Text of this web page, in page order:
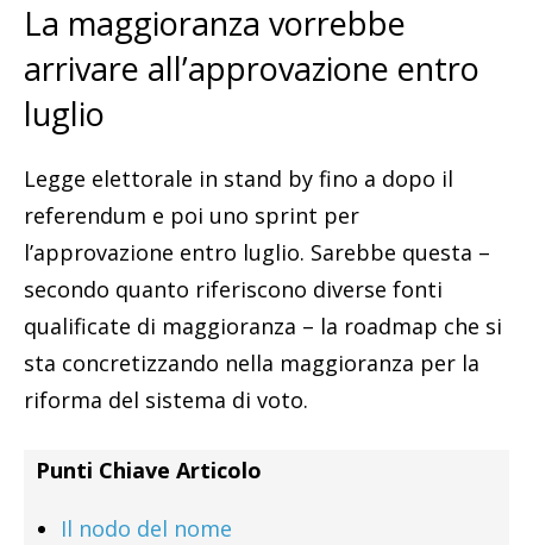
La maggioranza vorrebbe
arrivare all’approvazione entro
luglio
Legge elettorale in stand by fino a dopo il
referendum e poi uno sprint per
l’approvazione entro luglio. Sarebbe questa –
secondo quanto riferiscono diverse fonti
qualificate di maggioranza – la roadmap che si
sta concretizzando nella maggioranza per la
riforma del sistema di voto.
Punti Chiave Articolo
Il nodo del nome